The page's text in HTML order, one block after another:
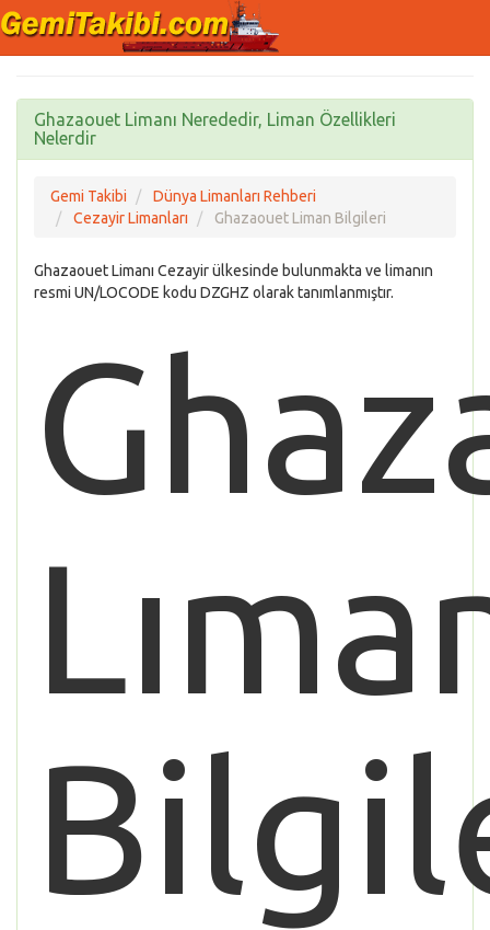
Ghazaouet Limanı Nerededir, Liman Özellikleri
Nelerdir
Gemi Takibi
Dünya Limanları Rehberi
Cezayir Limanları
Ghazaouet Liman Bilgileri
Ghazaouet Limanı Cezayir ülkesinde bulunmakta ve limanın
resmi UN/LOCODE kodu DZGHZ olarak tanımlanmıştır.